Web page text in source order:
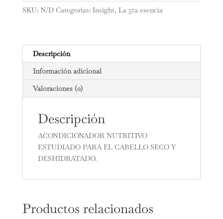
cantidad
SKU: N/D Categorías: Insight, La 5ta esencia
Descripción
Información adicional
Valoraciones (0)
Descripción
ACONDICIONADOR NUTRITIVO
ESTUDIADO PARA EL CABELLO SECO Y
DESHIDRATADO.
Productos relacionados